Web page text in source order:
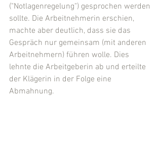
("Notlagenregelung") gesprochen werden
sollte. Die Arbeitnehmerin erschien,
machte aber deutlich, dass sie das
Gespräch nur gemeinsam (mit anderen
Arbeitnehmern) führen wolle. Dies
lehnte die Arbeitgeberin ab und erteilte
der Klägerin in der Folge eine
Abmahnung.